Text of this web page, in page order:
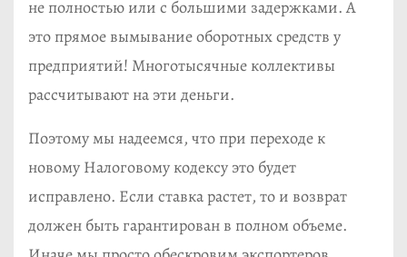
не полностью или с большими задержками. А
это прямое вымывание оборотных средств у
предприятий! Многотысячные коллективы
рассчитывают на эти деньги.
Поэтому мы надеемся, что при переходе к
новому Налоговому кодексу это будет
исправлено. Если ставка растет, то и возврат
должен быть гарантирован в полном объеме.